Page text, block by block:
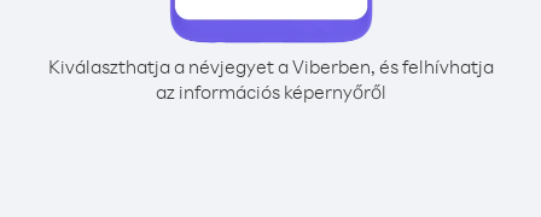
Kiválaszthatja a névjegyet a Viberben, és felhívhatja
az információs képernyőről